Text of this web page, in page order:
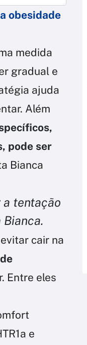
obesidade
medida
gradual e
ajuda
Além
pode ser
Bianca
tentação
cair na
Entre eles
e